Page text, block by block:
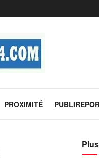
PROXIMITÉ